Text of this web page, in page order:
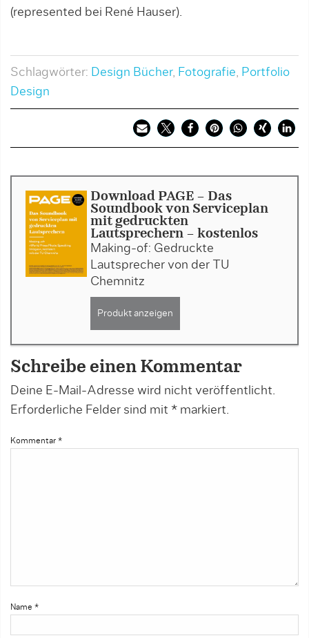
(represented bei René Hauser).
Schlagwörter: Design Bücher, Fotografie
Portfolio
Design
Download PAGE - Das
Soundbook von Serviceplan
mit gedruckten
Lautsprechern - kostenlos
Making-of: Gedruckte
Lautsprecher von der TU
Chemnitz
Produkt anzeigen
Schreibe einen Kommentar
Deine E-Mail-Adresse wird nicht veröffentlicht.
Erforderliche Felder sind mit * markiert.
Kommentar *
Name *